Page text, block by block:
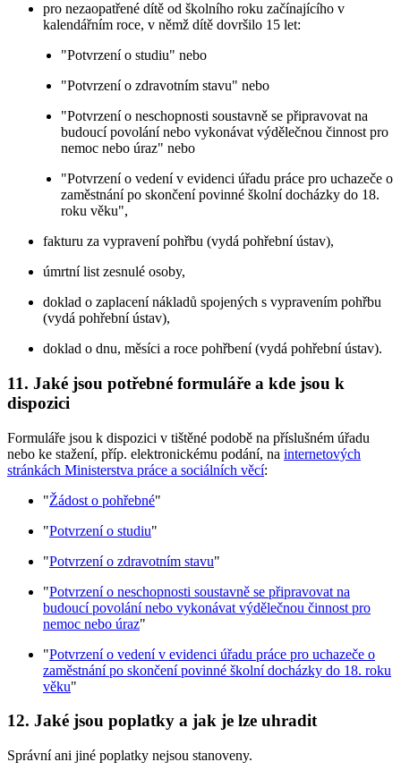
pro nezaopatřené dítě od školního roku začínajícího v
kalendářním roce, v němž dítě dovršilo 15 let:
"Potvrzení o studiu" nebo
"Potvrzení o zdravotním stavu" nebo
"Potvrzení o neschopnosti soustavně se připravovat na
budoucí povolání nebo vykonávat výdělečnou činnost pro
nemoc nebo úraz" nebo
"Potvrzení o vedení v evidenci úřadu práce pro uchazeče o
zaměstnání po skončení povinné školní docházky do 18.
roku věku",
fakturu za vypravení pohřbu (vydá pohřební ústav),
úmrtní list zesnulé osoby,
doklad o zaplacení nákladů spojených s vypravením pohřbu
(vydá pohřební ústav),
doklad o dnu, měsíci a roce pohřbení (vydá pohřební ústav).
11. Jaké jsou potřebné formuláře a kde jsou k
dispozici
Formuláře jsou k dispozici v tištěné podobě na příslušném úřadu
nebo ke stažení, příp. elektronickému podání, na internetových
stránkách Ministerstva práce a sociálních věcí:
"Žádost o pohřebné"
"Potvrzení o studiu"
"Potvrzení o zdravotním stavu"
"Potvrzení o neschopnosti soustavně se připravovat na
budoucí povolání nebo vykonávat výdělečnou činnost pro
nemoc nebo úraz"
"Potvrzení o vedení v evidenci úřadu práce pro uchazeče o
zaměstnání po skončení povinné školní docházky do 18. roku
věku"
12. Jaké jsou poplatky a jak je lze uhradit
Správní ani jiné poplatky nejsou stanoveny.